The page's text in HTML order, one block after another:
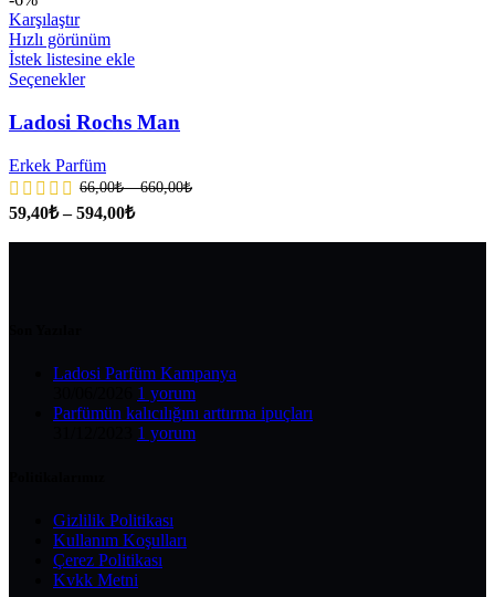
Karşılaştır
Hızlı görünüm
İstek listesine ekle
Seçenekler
Ladosi Rochs Man
Erkek Parfüm
66,00₺ –660,00₺
59,40₺ –594,00₺
Ladosi Parfüm Kampanya
1 yorum
Parfümün kalıcılığını arttırma ipuçları
1 yorum
Gizlilik Politikası
Kullanım Koşulları
Çerez Politikası
Kvkk Metni